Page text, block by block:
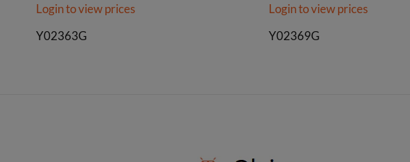
Login to view prices
Y02363G
Login to view prices
Y02369G